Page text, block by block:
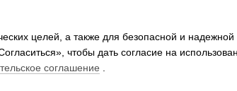
целей, а также для безопасной и надежной
чтобы дать согласие на
соглашение